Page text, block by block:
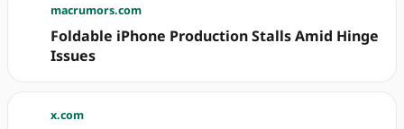
macrumors.com
Foldable iPhone Production Stalls Amid Hinge
Issues
x.com